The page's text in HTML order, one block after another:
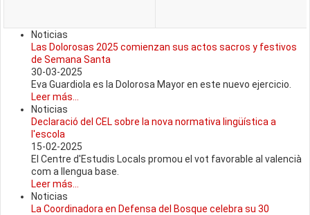
Noticias
Las Dolorosas 2025 comienzan sus actos sacros y festivos
de Semana Santa
30-03-2025
Eva Guardiola es la Dolorosa Mayor en este nuevo ejercicio.
Leer más...
Noticias
Declaració del CEL sobre la nova normativa lingüística a
l'escola
15-02-2025
El Centre d'Estudis Locals promou el vot favorable al valencià
com a llengua base.
Leer más...
Noticias
La Coordinadora en Defensa del Bosque celebra su 30